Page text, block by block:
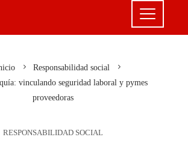
Responsabilidad social
vinculando seguridad laboral y pymes
proveedoras
RESPONSABILIDAD SOCIAL